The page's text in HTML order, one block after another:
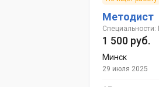
Методист
Специальности:
1 500 руб.
Минск
29 июля 2025